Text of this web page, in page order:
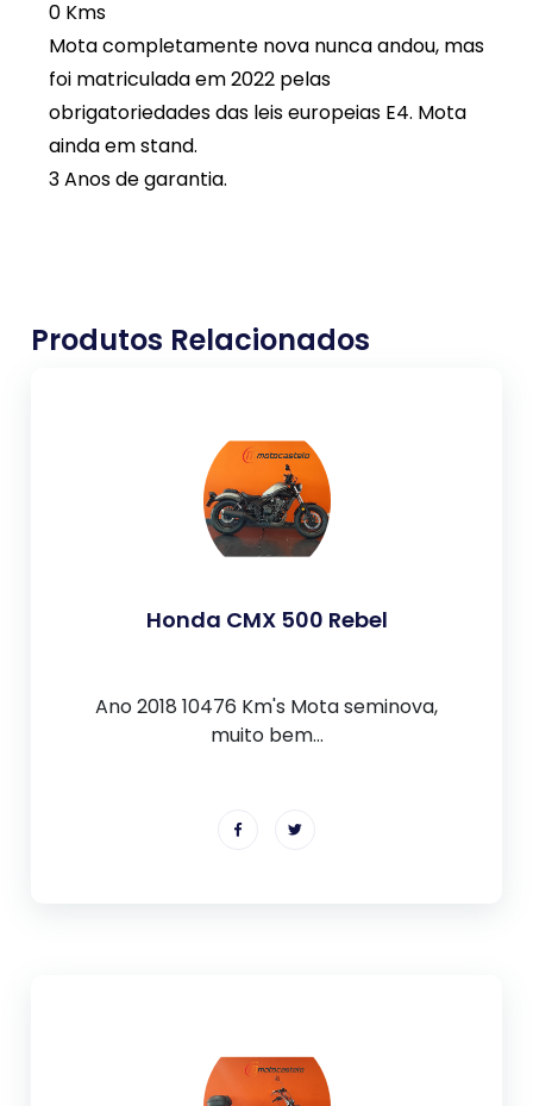
0 Kms
Mota completamente nova nunca andou, mas
foi matriculada em 2022 pelas
obrigatoriedades das leis europeias E4. Mota
ainda em stand.
3 Anos de garantia.
Produtos Relacionados
Honda CMX 500 Rebel
Ano 2018 10476 Km's Mota seminova,
muito bem...